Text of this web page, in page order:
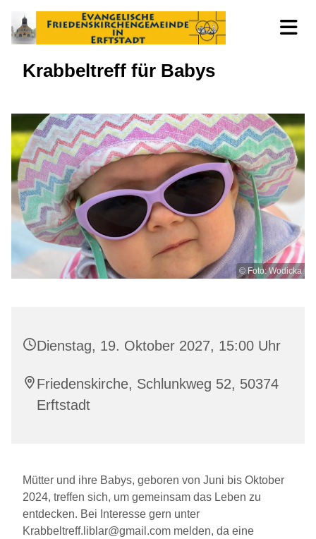
Krabbeltreff für Babys
© Foto: Wodicka
Dienstag, 19. Oktober 2027, 15:00 Uhr
Friedenskirche, Schlunkweg 52, 50374
Erftstadt
Mütter und ihre Babys, geboren von Juni bis Oktober
2024, treffen sich, um gemeinsam das Leben zu
entdecken. Bei Interesse gern unter
Krabbeltreff.liblar@gmail.com melden, da eine